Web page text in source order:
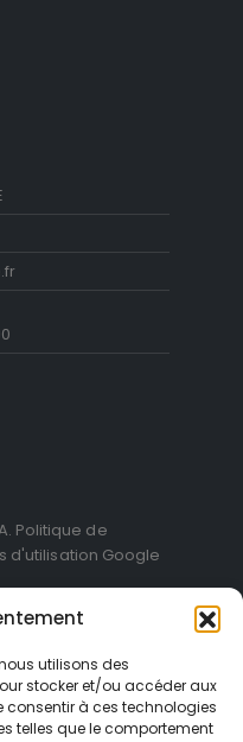
utilisons des
stocker et/ou accéder aux
consentir à ces technologies
telles que le comportement
Politique de
d'utilisation Google